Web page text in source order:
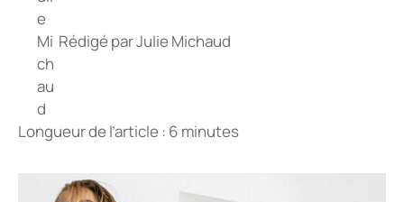
Rédigé parJulie Michaud
Longueur de l’article : 6 minutes